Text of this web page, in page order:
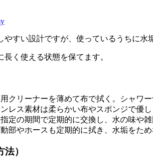
すい設計ですが、使っているうちに水
く使える状態を保てます。
用クリーナーを薄めて布で拭く。シャワ
レス素材は柔らかい布やスポンジで優
指定の期間で定期的に交換し、水の味や雑
部やホースも定期的に拭き、水垢をため
）